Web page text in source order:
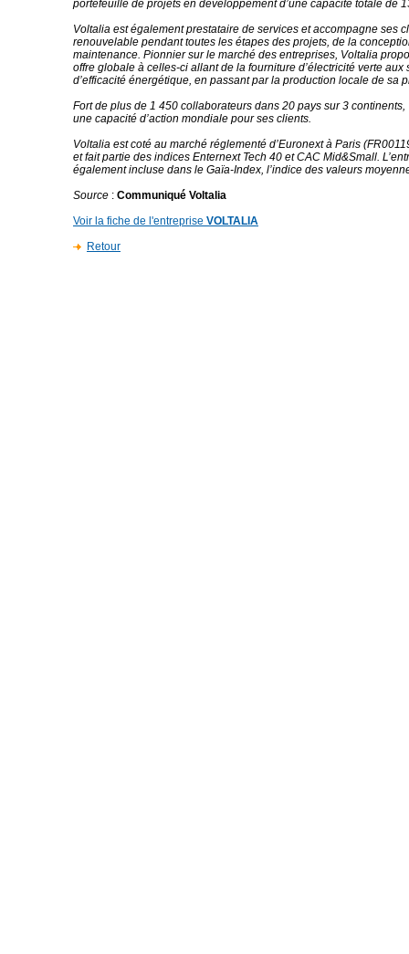
portefeuille de projets en développement d’une capacité totale de
Voltalia est également prestataire de services et accompagne ses
renouvelable pendant toutes les étapes des projets, de la
maintenance. Pionnier sur le marché des entreprises, Voltalia
offre globale à celles-ci allant de la fourniture d’électricité verte aux
d’efficacité énergétique, en passant par la production locale de sa
Fort de plus de 1 450 collaborateurs dans 20 pays sur 3
une capacité d’action mondiale pour ses clients.
Voltalia est coté au marché réglementé d’Euronext à Paris
et fait partie des indices Enternext Tech 40 et CAC Mid&Small.
également incluse dans le Gaïa-Index, l’indice des valeurs
Source : Communiqué Voltalia
Voir la fiche de l'entreprise VOLTALIA
Retour